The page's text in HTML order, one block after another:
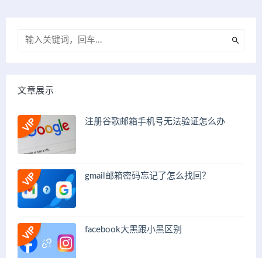
文章展示
注册谷歌邮箱手机号无法验证怎么办
gmail邮箱密码忘记了怎么找回？
facebook大黑跟小黑区别